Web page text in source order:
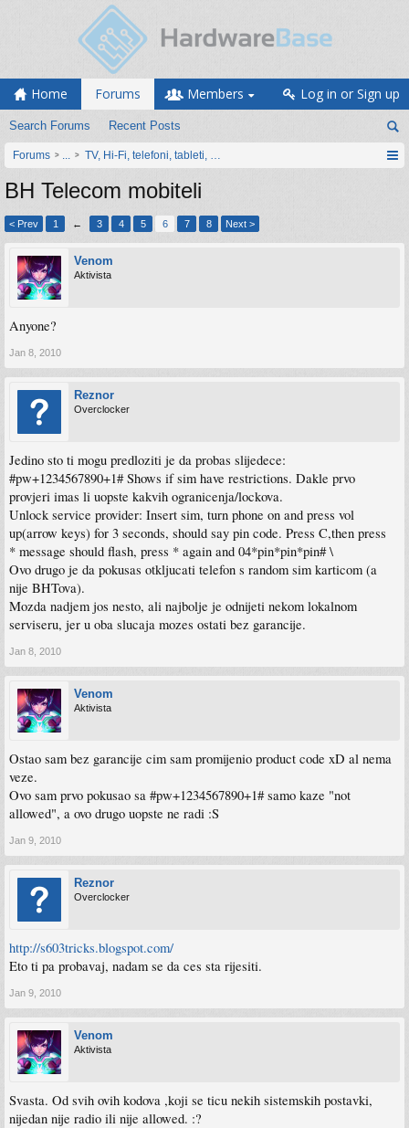
Home Forums
Search Forums Recent Posts
Members Log in or Sign up
Forums ... TV, Hi-Fi, telefoni, tableti, satovi, IoT oprema
BH Telecom mobiteli
< Prev 1 ← 3 4 5 6 7 8 Next >
Venom
Aktivista
Anyone?
Jan 8, 2010
Reznor
Overclocker
Jedino sto ti mogu predloziti je da probas slijedece:
#pw+1234567890+1# Shows if sim have restrictions. Dakle prvo
provjeri imas li uopste kakvih ogranicenja/lockova.
Unlock service provider: Insert sim, turn phone on and press vol
up(arrow keys) for 3 seconds, should say pin code. Press C,then press
* message should flash, press * again and 04*pin*pin*pin# \
Ovo drugo je da pokusas otkljucati telefon s random sim karticom (a
nije BHTova).
Mozda nadjem jos nesto, ali najbolje je odnijeti nekom lokalnom
serviseru, jer u oba slucaja mozes ostati bez garancije.
Jan 8, 2010
Venom
Aktivista
Ostao sam bez garancije cim sam promijenio product code xD al nema
veze.
Ovo sam prvo pokusao sa #pw+1234567890+1# samo kaze "not
allowed", a ovo drugo uopste ne radi :S
Jan 9, 2010
Reznor
Overclocker
http://s603tricks.blogspot.com/
Eto ti pa probavaj, nadam se da ces sta rijesiti.
Jan 9, 2010
Venom
Aktivista
Svasta. Od svih ovih kodova ,koji se ticu nekih sistemskih postavki,
nijedan nije radio ili nije allowed. :?